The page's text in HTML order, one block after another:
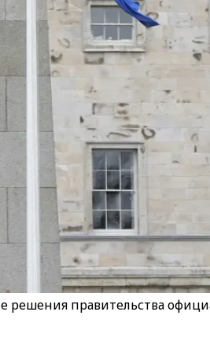
решения правительства